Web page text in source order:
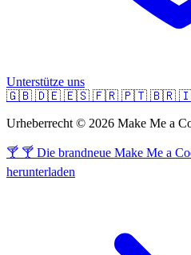
Unterstütze uns
🇬🇧 🇩🇪 🇪🇸 🇫🇷 🇵🇹 🇧🇷
Urheberrecht © 2026 Make Me a
🍸 🍸 Die brandneue Make Me a
herunterladen